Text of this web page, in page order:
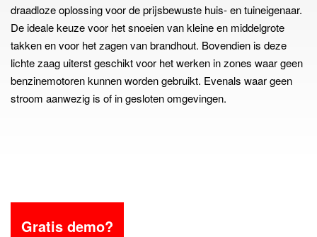
draadloze oplossing voor de prijsbewuste huis- en tuineigenaar.
De ideale keuze voor het snoeien van kleine en middelgrote
takken en voor het zagen van brandhout. Bovendien is deze
lichte zaag uiterst geschikt voor het werken in zones waar geen
benzinemotoren kunnen worden gebruikt. Evenals waar geen
stroom aanwezig is of in gesloten omgevingen.
Gratis demo?